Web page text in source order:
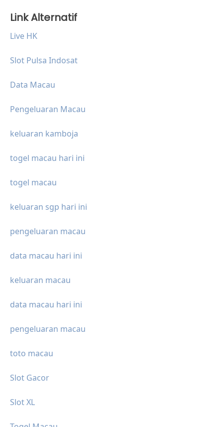
Link Alternatif
Live HK
Slot Pulsa Indosat
Data Macau
Pengeluaran Macau
keluaran kamboja
togel macau hari ini
togel macau
keluaran sgp hari ini
pengeluaran macau
data macau hari ini
keluaran macau
data macau hari ini
pengeluaran macau
toto macau
Slot Gacor
Slot XL